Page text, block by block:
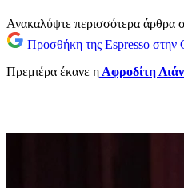
Ανακαλύψτε περισσότερα άρθρα
Προσθήκη της Espresso στην
Πρεμιέρα έκανε η Αφροδίτη